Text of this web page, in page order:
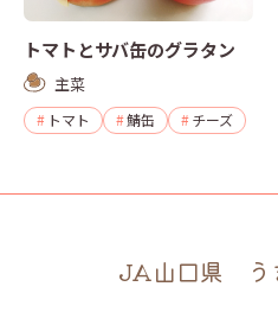
トマトとサバ缶のグラタン
主菜
トマト 鯖缶 チーズ
JA山口県 う